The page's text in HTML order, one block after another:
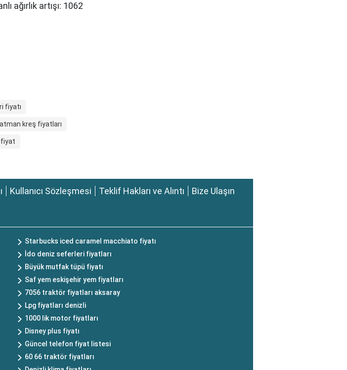
ağırlık artışı: 1062
fiyatı
kreş fiyatları
fiyat
Kullanıcı Sözleşmesi Teklif Hakları ve Alıntı Bize Ulaşın
Starbucks iced caramel macchiato fiyatı
İdo deniz seferleri fiyatları
Büyük mutfak tüpü fiyatı
Saf yem eskişehir yem fiyatları
7056 traktör fiyatları aksaray
Lpg fiyatları denizli
1000 lik motor fiyatları
Disney plus fiyatı
Güncel telefon fiyat listesi
60 66 traktör fiyatları